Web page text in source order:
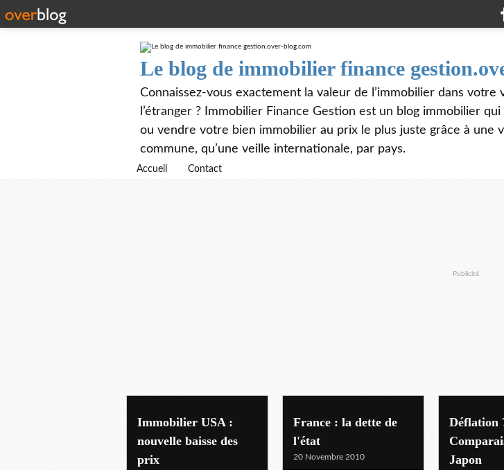
Le blog de immobilier finance
Connaissez-vous exactement la valeur de l’immobilier dans votre
l’étranger ? Immobilier Finance Gestion est un blog immobilier
ou vendre votre bien immobilier au prix le plus juste grâce à une
commune, qu’une veille internationale, par pays.
Accueil Contact
Publicité
Immobilier USA :
nouvelle baisse des
prix
France : la dette de
l'état
20 Novembre 2010
Déflation
Japon